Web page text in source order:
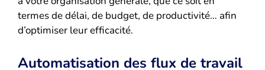
termes de délai, de budget, de productivité… afin
d’optimiser leur efficacité.
Automatisation des flux de travail